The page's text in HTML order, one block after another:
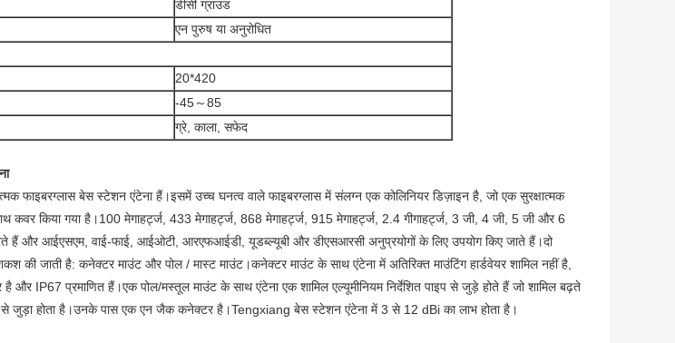
डीसी ग्राउंड
एन पुरुष या अनुरोधित
20*420
-45～85
ग्रे, काला, सफेद
फाइबरग्लास बेस स्टेशन एंटेना हैं।इसमें उच्च घनत्व वाले फाइबरग्लास में संलग्न एक कोलिनियर डिज़ाइन है, जो एक सुरक्षात्मक
कवर किया गया है।100 मेगाहर्ट्ज, 433 मेगाहर्ट्ज, 868 मेगाहर्ट्ज, 915 मेगाहर्ट्ज, 2.4 गीगाहर्ट्ज, 3 जी, 4 जी, 5 जी और 6
हैं और आईएसएम, वाई-फाई, आईओटी, आरएफआईडी, यूडब्ल्यूबी और डीएसआरसी अनुप्रयोगों के लिए उपयोग किए जाते हैं।दो
की जाती है: कनेक्टर माउंट और पोल / मास्ट माउंट।कनेक्टर माउंट के साथ एंटेना में अतिरिक्त माउंटिंग हार्डवेयर शामिल नहीं है,
और IP67 प्रमाणित हैं।एक पोल/मस्तूल माउंट के साथ एंटेना एक शामिल एल्यूमीनियम निर्देशित पाइप से जुड़े होते हैं जो शामिल बढ़ते
जुड़ा होता है।उनके पास एक एन जैक कनेक्टर है।Tengxiang बेस स्टेशन एंटेना में 3 से 12 dBi का लाभ होता है।